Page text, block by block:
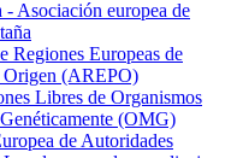
- Asociación europea de
Regiones Europeas de
Origen (AREPO)
Libres de Organismos
(OMG)
de Autoridades